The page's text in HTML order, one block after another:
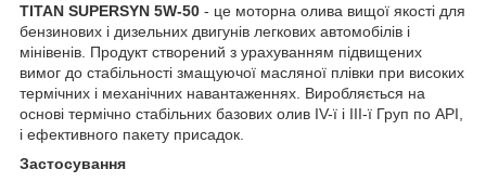
TITAN SUPERSYN 5W-50 - це моторна олива вищої якості для
бензинових і дизельних двигунів легкових автомобілів і
мінівенів. Продукт створений з урахуванням підвищених
вимог до стабільності змащуючої масляної плівки при високих
термічних і механічних навантаженнях. Виробляється на
основі термічно стабільних базових олив IV-ї і III-ї Груп по API,
і ефективного пакету присадок.
Застосування